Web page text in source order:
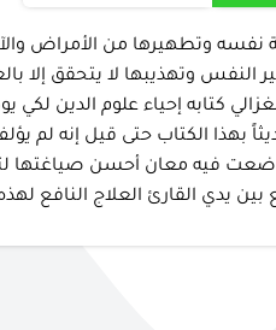
وتطهيرها من الأمراض
وتهذيبها لا يتحقق إلا
كتابه إحياء علوم الدين
الكتاب حتى قيل إنه لم
فيه معان أحسن صياغتها
يدي القارئ العلاج النافع